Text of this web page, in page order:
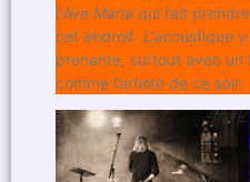
l’Ave Maria qui fait
cet endroit. L’acoustique
prenante, surtout avec un
comme l’artiste de ce soir.